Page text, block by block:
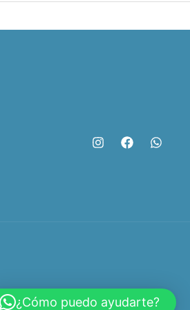
¿Cómo puedo ayudarte?